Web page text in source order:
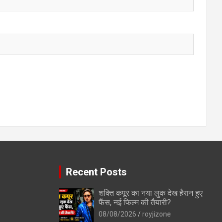
दिन में ज्यादा सोने वाले
जरूर पढ़ें / Those who
sleep more during
5 Rules To Change
Life
Recent Posts
शक्ति कपूर का नया लुक देख हैरान हुए
फैंस, नई फिल्म की तैयारी?
08/08/2026 royjizone